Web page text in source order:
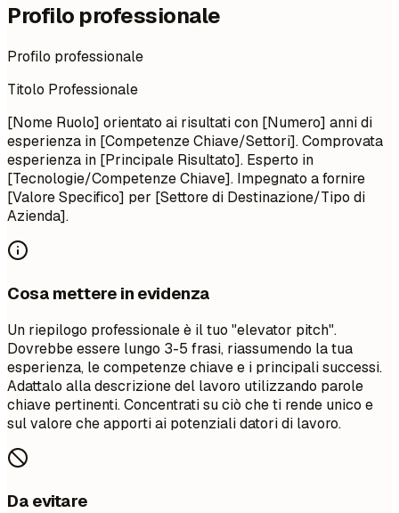
Profilo professionale
Profilo professionale
Titolo Professionale
[Nome Ruolo] orientato ai risultati con [Numero] anni di
esperienza in [Competenze Chiave/Settori]. Comprovata
esperienza in [Principale Risultato]. Esperto in
[Tecnologie/Competenze Chiave]. Impegnato a fornire
[Valore Specifico] per [Settore di Destinazione/Tipo di
Azienda].
Cosa mettere in evidenza
Un riepilogo professionale è il tuo "elevator pitch".
Dovrebbe essere lungo 3-5 frasi, riassumendo la tua
esperienza, le competenze chiave e i principali successi.
Adattalo alla descrizione del lavoro utilizzando parole
chiave pertinenti. Concentrati su ciò che ti rende unico e
sul valore che apporti ai potenziali datori di lavoro.
Da evitare